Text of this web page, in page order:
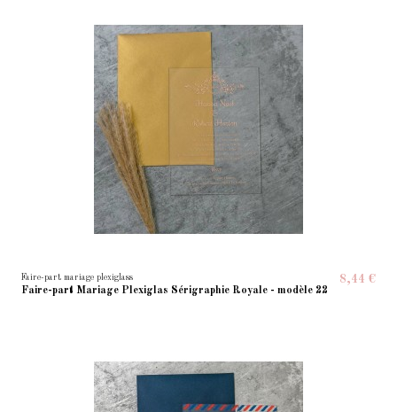
Faire-part mariage plexiglass
Faire-part Mariage Plexiglas Sérigraphie Royale - modèle 22
8,44 €